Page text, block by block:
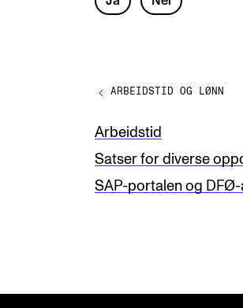
e
t
h
i
ARBEIDSTID OG LØNN
Arbeidstid
Satser for diverse
SAP-portalen og